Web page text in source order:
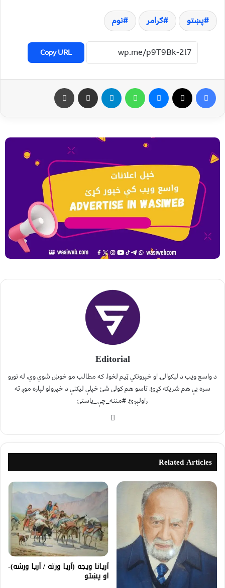
پښتو ګرامر نوم
Copy URL
Editorial
د واسع ویب د لیکوالۍ او خپرونکي ټیم لخوا. که مطالب مو خوښ شوي وي، له نورو
سره یې هم شریکه کړئ. تاسو هم کولی شئ خپلې لیکنې د خپرولو لپاره موږ ته
راولېږئ. #مننه_چې_یاستئ
Related Articles
آریانا ویجه (آریا ورته / آریا ورشه)-
او پښتو